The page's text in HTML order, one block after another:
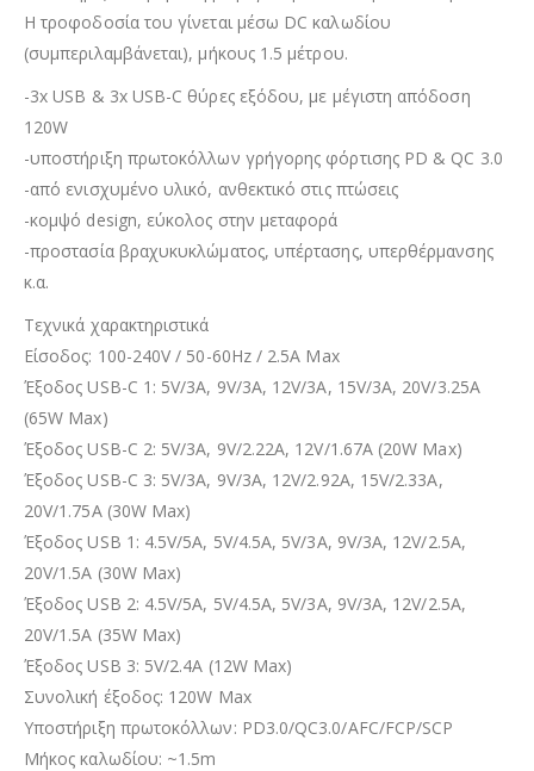
Η τροφοδοσία του γίνεται μέσω DC καλωδίου
(συμπεριλαμβάνεται), μήκους 1.5 μέτρου.
-3x USB & 3x USB-C θύρες εξόδου, με μέγιστη απόδοση
120W
-υποστήριξη πρωτοκόλλων γρήγορης φόρτισης PD & QC 3.0
-από ενισχυμένο υλικό, ανθεκτικό στις πτώσεις
-κομψό design, εύκολος στην μεταφορά
-προστασία βραχυκυκλώματος, υπέρτασης, υπερθέρμανσης
κ.α.
Τεχνικά χαρακτηριστικά
Είσοδος: 100-240V / 50-60Hz / 2.5A Max
Έξοδος USB-C 1: 5V/3A, 9V/3A, 12V/3A, 15V/3A, 20V/3.25A
(65W Max)
Έξοδος USB-C 2: 5V/3A, 9V/2.22A, 12V/1.67A (20W Max)
Έξοδος USB-C 3: 5V/3A, 9V/3A, 12V/2.92A, 15V/2.33A,
20V/1.75A (30W Max)
Έξοδος USB 1: 4.5V/5A, 5V/4.5A, 5V/3A, 9V/3A, 12V/2.5A,
20V/1.5A (30W Max)
Έξοδος USB 2: 4.5V/5A, 5V/4.5A, 5V/3A, 9V/3A, 12V/2.5A,
20V/1.5A (35W Max)
Έξοδος USB 3: 5V/2.4A (12W Max)
Συνολική έξοδος: 120W Max
Υποστήριξη πρωτοκόλλων: PD3.0/QC3.0/AFC/FCP/SCP
Μήκος καλωδίου: ~1.5m